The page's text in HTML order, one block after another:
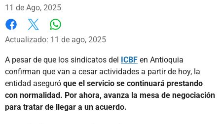
11 de Ago, 2025
Facebook
X
Actualizado: 11 de ago, 2025
A pesar de que los sindicatos del ICBF en Antioquia
confirman que van a cesar actividades a partir de hoy, la
entidad aseguró que el servicio se continuará prestando
con normalidad. Por ahora, avanza la mesa de negociación
para tratar de llegar a un acuerdo.